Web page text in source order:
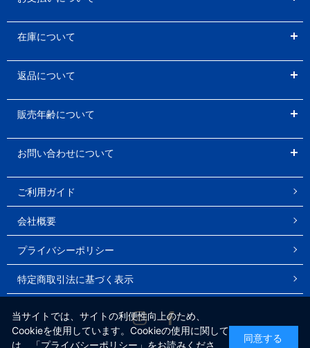
在庫について
返品について
販売年齢について
お問い合わせについて
ご利用ガイド
会社概要
プライバシーポリシー
特定商取引法に基づく表示
Instagram
当サイトでは、サイトの利便性向上のため、
Cookieを使用しています。Cookieの使用に関して
は、
「プライバシーポリシー」 をお読みくださ
同意する